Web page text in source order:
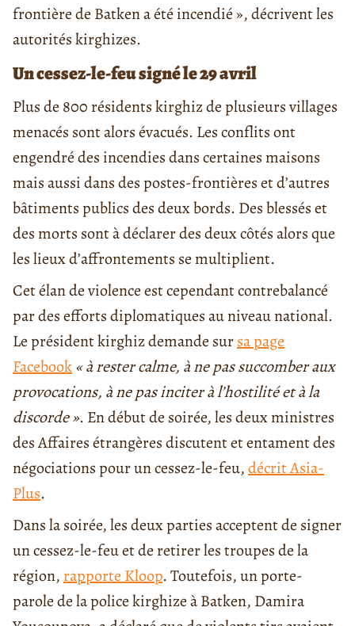
frontière de Batken a été incendié », décrivent les
autorités kirghizes.
Un cessez-le-feu signé le 29 avril
Plus de 800 résidents kirghiz de plusieurs villages
menacés sont alors évacués. Les conflits ont
engendré des incendies dans certaines maisons
mais aussi dans des postes-frontières et d’autres
bâtiments publics des deux bords. Des blessés et
des morts sont à déclarer des deux côtés alors que
les lieux d’affrontements se multiplient.
Cet élan de violence est cependant contrebalancé
par des efforts diplomatiques au niveau national.
Le président kirghiz demande sursa page
Facebook« à rester calme, à ne pas succomber aux
provocations, à ne pas inciter à l’hostilité et à la
discorde ». En début de soirée, les deux ministres
des Affaires étrangères discutent et entament des
négociations pour un cessez-le-feu,décrit Asia-
Plus.
Dans la soirée, les deux parties acceptent de signer
un cessez-le-feu et de retirer les troupes de la
région, rapporte Kloop. Toutefois, un porte-
parole de la police kirghize à Batken, Damira